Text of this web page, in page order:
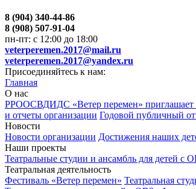
8 (904) 340-44-86
8 (908) 507-91-04
пн-пт: с 12:00 до 18:00
veterperemen.2017@mail.ru
veterperemen.2017@yandex.ru
Присоединяйтесь к нам:
Главная
О нас
РРООСВДИДС «Ветер перемен» приглашает
и отчеты организации Годовой публичный
Новости
Новости организации Достижения наших
Наши проекты
Театральные студии и ансамбль для детей с
Театральная деятельность
Фестиваль «Ветер перемен» Театральная